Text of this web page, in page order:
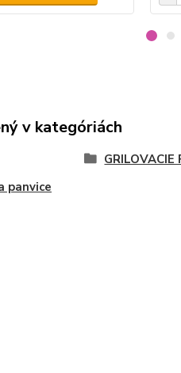
v kategóriách
GRILOVACIE
panvice